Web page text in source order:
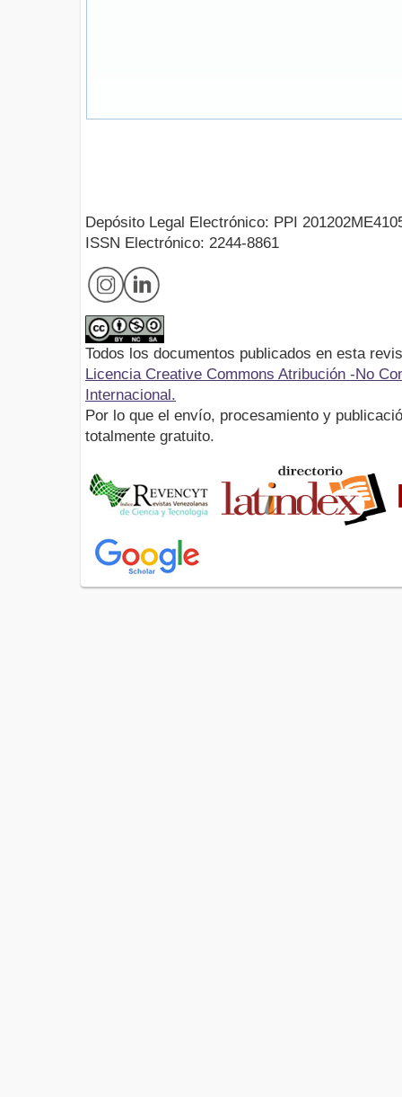
Depósito Legal Electrónico: PPI
ISSN Electrónico: 2244-8861
Todos los documentos publicados en esta
Licencia Creative Commons Atribución -No
Internacional.
Por lo que el envío, procesamiento y
totalmente gratuito.